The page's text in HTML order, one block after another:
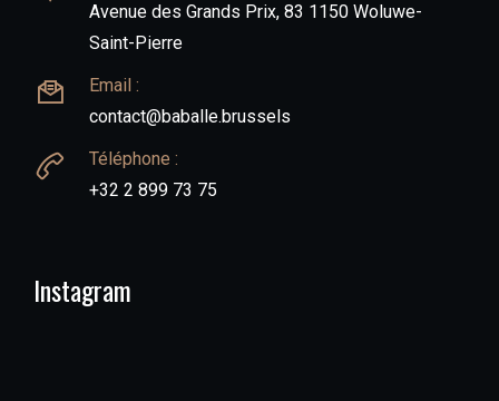
Avenue des Grands Prix, 83 1150 Woluwe-
Saint-Pierre
Email :
contact@baballe.brussels
Téléphone :
+32 2 899 73 75
Instagram